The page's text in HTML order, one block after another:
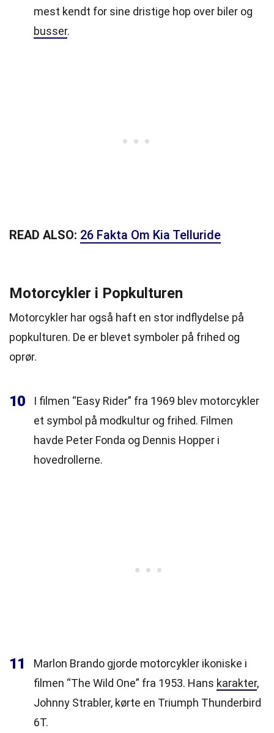
mest kendt for sine dristige hop over biler og
busser.
READ ALSO: 26 Fakta Om Kia Telluride
Motorcykler i Popkulturen
Motorcykler har også haft en stor indflydelse på
popkulturen. De er blevet symboler på frihed og
oprør.
10
I filmen “Easy Rider” fra 1969 blev motorcykler
et symbol på modkultur og frihed. Filmen
havde Peter Fonda og Dennis Hopper i
hovedrollerne.
11
Marlon Brando gjorde motorcykler ikoniske i
filmen “The Wild One” fra 1953. Hans karakter,
Johnny Strabler, kørte en Triumph Thunderbird
6T.